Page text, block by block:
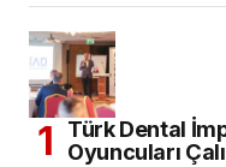
Türk Dental
Oyuncuları